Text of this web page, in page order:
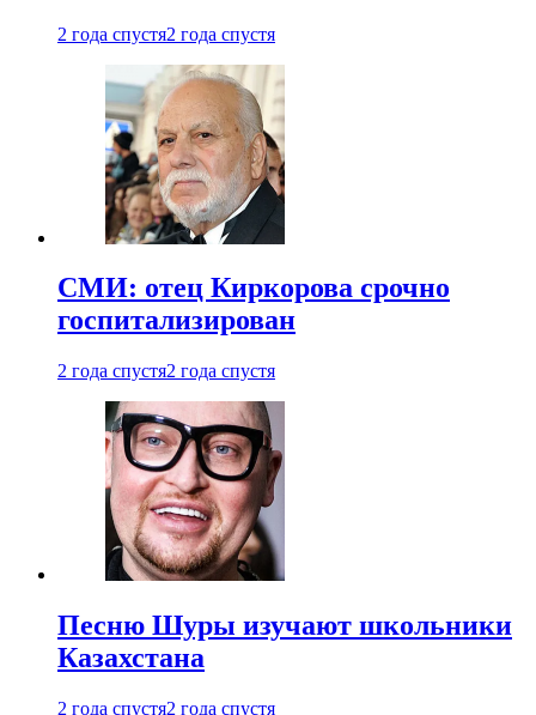
2 года спустя2 года спустя
СМИ: отец Киркорова срочно
госпитализирован
2 года спустя2 года спустя
Песню Шуры изучают школьники
Казахстана
2 года спустя2 года спустя